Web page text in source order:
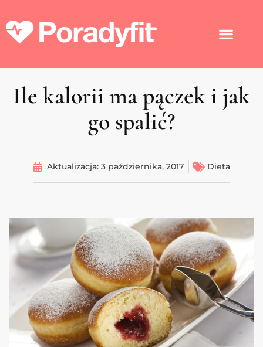
Ile kalorii ma pączek i jak
go spalić?
Aktualizacja: 3 października, 2017 Dieta